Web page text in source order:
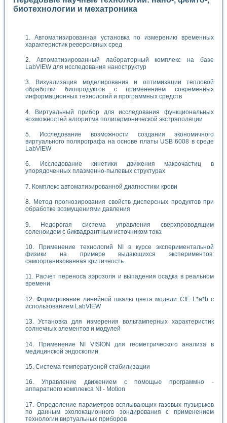
биотехнологии и мехатроника
Автоматизированная установка по измерению временных
характеристик реверсивных сред
Автоматизированный лабораторный комплекс на базе
LabVIEW для исследования наноструктур
Визуализация моделирования и оптимизации тепловой
обработки биопродуктов с применением современных
информационных технологий и программных средств
Виртуальный прибор для исследования функциональных
возможностей алгоритма полигармонической экстраполяции
Исследование возможности создания экономичного
виртуального полярографа на основе платы USB 6008 в среде
LabVIEW
Исследование кинетики движения макрочастиц в
упорядоченных плазменно-пылевых структурах
Комплекс автоматизированной диагностики крови
Метод прогнозирования свойств дисперсных продуктов при
обработке возмущениями давления
Недорогая система управления сверхпроводящим
соленоидом с биквадрантным источником тока
Применение технологий NI в курсе экспериментальной
физики на примере выдающихся экспериментов:
самоорганизованная критичность
Расчет переноса аэрозоля и выпадения осадка в реальном
времени
Формирование линейной шкалы цвета модели CIE L*a*b с
использованием LabVIEW
Установка для измерения вольтамперных характеристик
солнечных элементов и модулей
Применение NI VISION для геометрического анализа в
медицинской эндоскопии
Система температурной стабилизации
Управление движением с помощью программно -
аппаратного комплекса NI - Motion
Определение параметров всплывающих газовых пузырьков
по данным эхолокационного зондирования с применением
технологии виртуальных приборов